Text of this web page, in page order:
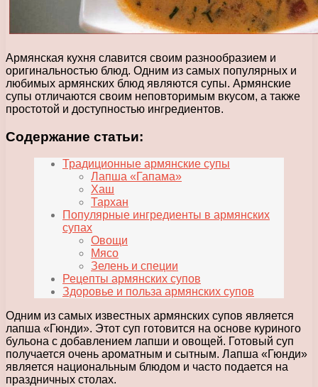
Армянская кухня славится своим разнообразием и
оригинальностью блюд. Одним из самых популярных и
любимых армянских блюд являются супы. Армянские
супы отличаются своим неповторимым вкусом, а также
простотой и доступностью ингредиентов.
Содержание статьи:
Традиционные армянские супы
Лапша «Гапама»
Хаш
Тархан
Популярные ингредиенты в армянских
супах
Овощи
Мясо
Зелень и специи
Рецепты армянских супов
Здоровье и польза армянских супов
Одним из самых известных армянских супов является
лапша «Гюнди». Этот суп готовится на основе куриного
бульона с добавлением лапши и овощей. Готовый суп
получается очень ароматным и сытным. Лапша «Гюнди»
является национальным блюдом и часто подается на
праздничных столах.